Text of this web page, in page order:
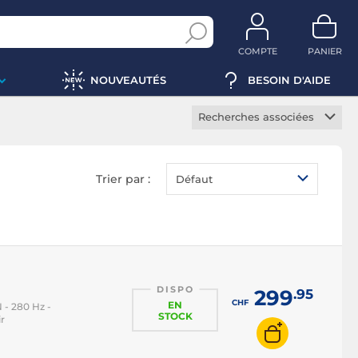
COMPTE PANIER
NOUVEAUTÉS BESOIN D'AIDE
Recherches associées
Ecran PC bureautique
Ecran PC professionnel
Ecran PC tactile
Ecran portable
Ecran PC IPS
Trier par : Défaut
- 280 Hz -
DISPO
EN
STOCK
CHF299.95